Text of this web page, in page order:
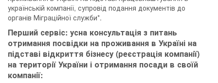
українській компанії, супровід подання документів до
органів Міграційної служби*.
Перший сервіс: усна консультація з питань
отримання посвідки на проживання в Україні на
підставі відкриття бізнесу (реєстрація компанії)
на території України і отримання посади в своїй
компанії: